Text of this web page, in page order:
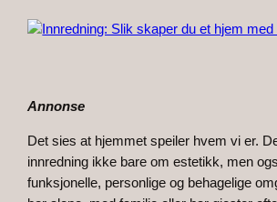
Annonse
Det sies at hjemmet speiler hvem vi er.
innredning ikke bare om estetikk, men
funksjonelle, personlige og behagelige